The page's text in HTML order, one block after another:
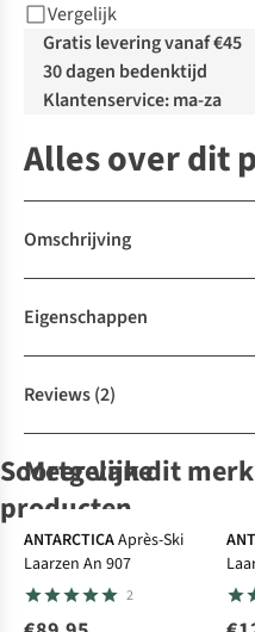
Vergelijk
Gratis levering vanaf €45
30 dagen bedenktijd
Klantenservice: ma-za
Alles over dit
Omschrijving
Eigenschappen
Reviews(2)
Soortgelijke
producten
ANTARCTICA
Après-Ski
Laarzen An
Roxy
Après-Ski
Laarzen Alyah
Roxy
Après-Ski
Laarzen Allyx
-30%
Sorel
Après-Ski
Laarzen
Torino™ V Tall
Meer van dit merk
ANTARCTICAAprès-Ski
Laarzen An 907
2